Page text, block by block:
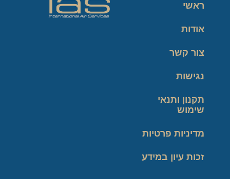
ראשי
אודות
צור קשר
נגישות
תקנון ותנאי
שימוש
מדיניות פרטיות
זכות עיון במידע